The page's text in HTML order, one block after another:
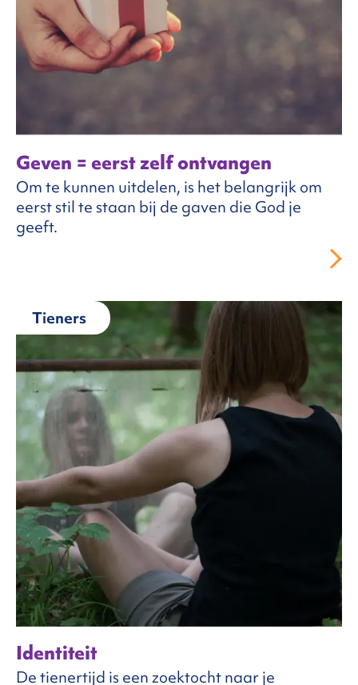
Geven = eerst zelf ontvangen
Om te kunnen uitdelen, is het belangrijk om
eerst stil te staan bij de gaven die God je
geeft.
Tieners
Identiteit
De tienertijd is een zoektocht naar je